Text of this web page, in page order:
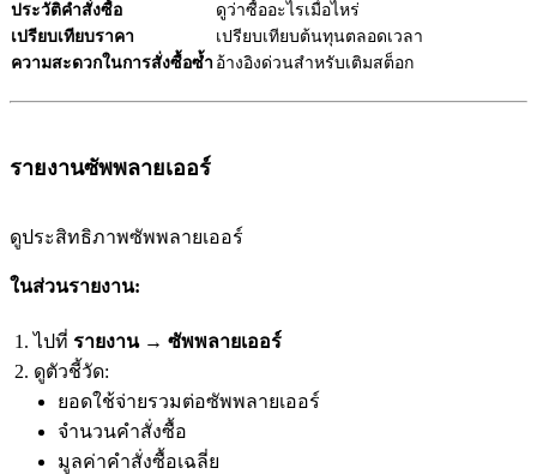
ประวัติคำสั่งซื้อ
ดูว่าซื้ออะไรเมื่อไหร่
เปรียบเทียบราคา
เปรียบเทียบต้นทุนตลอดเวลา
ความสะดวกในการสั่งซื้อซ้ำ อ้างอิงด่วนสำหรับเติมสต็อก
รายงานซัพพลายเออร์
ดูประสิทธิภาพซัพพลายเออร์
ในส่วนรายงาน:
ไปที่ รายงาน → ซัพพลายเออร์
ดูตัวชี้วัด:
ยอดใช้จ่ายรวมต่อซัพพลายเออร์
จำนวนคำสั่งซื้อ
มูลค่าคำสั่งซื้อเฉลี่ย